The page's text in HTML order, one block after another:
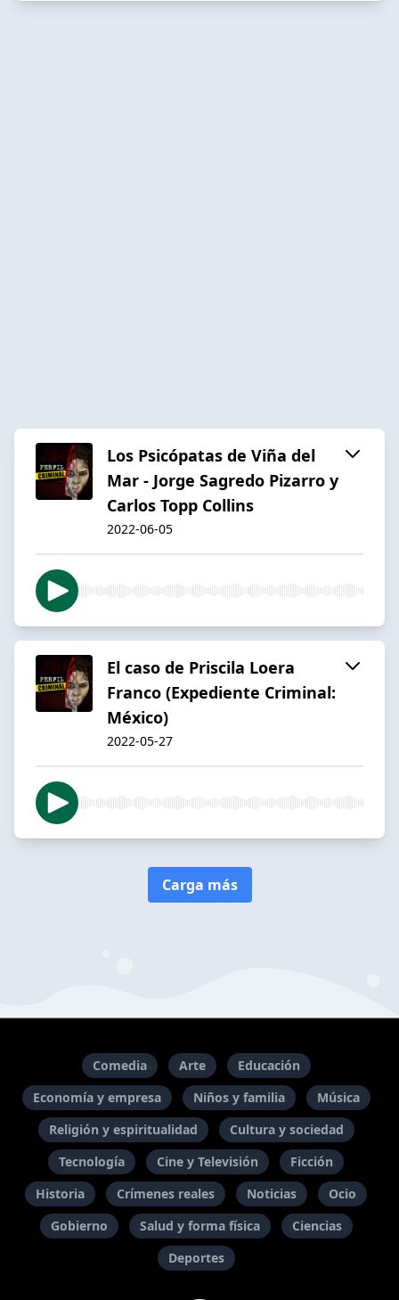
Los Psicópatas de Viña del
Mar - Jorge Sagredo Pizarro y
Carlos Topp Collins
2022-06-05
El caso de Priscila Loera
Franco (Expediente Criminal:
México)
2022-05-27
Carga más
Comedia Arte
Educación
Economía y empresa
Niños y familia
Música
Religión y espiritualidad
Cultura y sociedad
Tecnología
Cine y Televisión
Ficción
Historia
Crímenes reales Noticias
Ocio
Gobierno
Salud y forma física
Ciencias
Deportes